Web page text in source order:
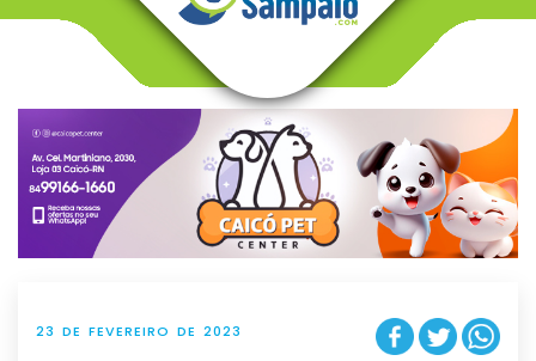
v
g
t
i
o
n
23 DE FEVEREIRO DE 2023